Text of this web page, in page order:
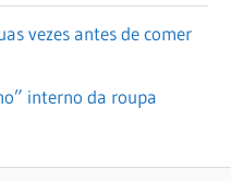
vezes antes de comer
interno da roupa